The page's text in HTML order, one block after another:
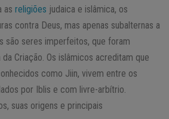
as religiões judaica e islâmica, os
contra Deus, mas apenas subalternas a
são seres imperfeitos, que foram
Criação. Os islâmicos acreditam que
como Jiin, vivem entre os
por Iblis e com livre-arbítrio.
suas origens e principais